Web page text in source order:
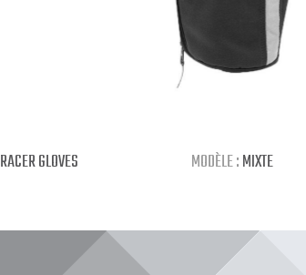
RACER GLOVES MODÈLE :MIXTE